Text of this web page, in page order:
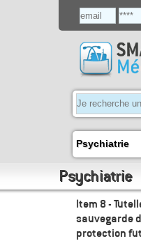
Psychiatrie
Psychiatrie
Item 8 -
sauvegarde
protection